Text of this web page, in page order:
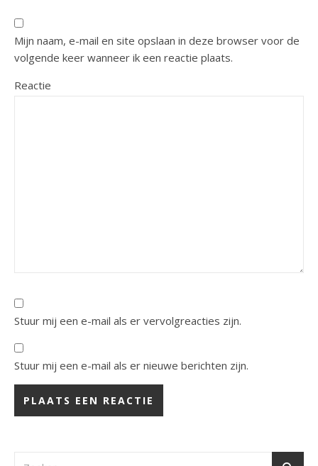
Mijn naam, e-mail en site opslaan in deze browser voor de
volgende keer wanneer ik een reactie plaats.
Reactie
Stuur mij een e-mail als er vervolgreacties zijn.
Stuur mij een e-mail als er nieuwe berichten zijn.